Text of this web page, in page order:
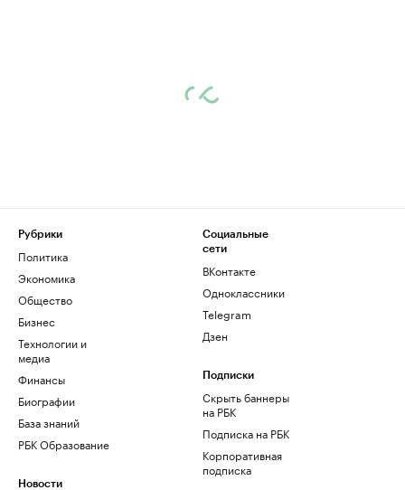
Рубрики
Политика
Экономика
Общество
Бизнес
Технологии и
медиа
Финансы
Биографии
База знаний
РБК Образование
Новости
Социальные
сети
ВКонтакте
Одноклассники
Telegram
Дзен
Подписки
Скрыть баннеры
на РБК
Подписка на РБК
Корпоративная
подписка